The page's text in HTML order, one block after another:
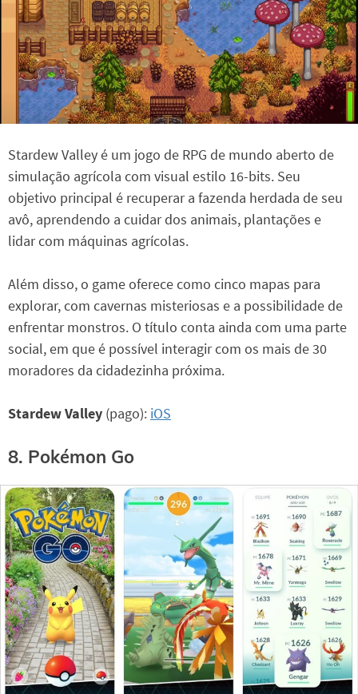
Stardew Valley é um jogo de RPG de mundo aberto de
simulação agrícola com visual estilo 16-bits. Seu
objetivo principal é recuperar a fazenda herdada de seu
avô, aprendendo a cuidar dos animais, plantações e
lidar com máquinas agrícolas.
Além disso, o game oferece como cinco mapas para
explorar, com cavernas misteriosas e a possibilidade de
enfrentar monstros. O título conta ainda com uma parte
social, em que é possível interagir com os mais de 30
moradores da cidadezinha próxima.
Stardew Valley (pago): iOS
8. Pokémon Go